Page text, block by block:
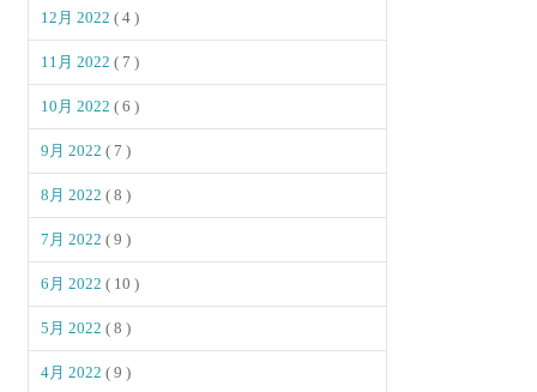
12月 2022( 4 )
11月 2022( 7 )
10月 2022( 6 )
9月 2022( 7 )
8月 2022( 8 )
7月 2022( 9 )
6月 2022( 10 )
5月 2022( 8 )
4月 2022( 9 )